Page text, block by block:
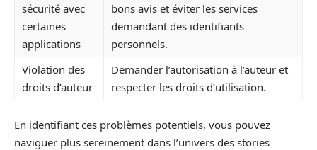
sécurité avec
certaines
applications
bons avis et éviter les services
demandant des identifiants
personnels.
Violation des
droits d’auteur
Demander l’autorisation à l’auteur et
respecter les droits d’utilisation.
En identifiant ces problèmes potentiels, vous pouvez
naviguer plus sereinement dans l’univers des stories